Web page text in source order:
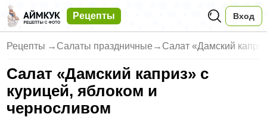
Рецепты Вход
Рецепты → Салаты праздничные → Салат «Дамский
Салат «Дамский каприз» с
курицей, яблоком и
черносливом